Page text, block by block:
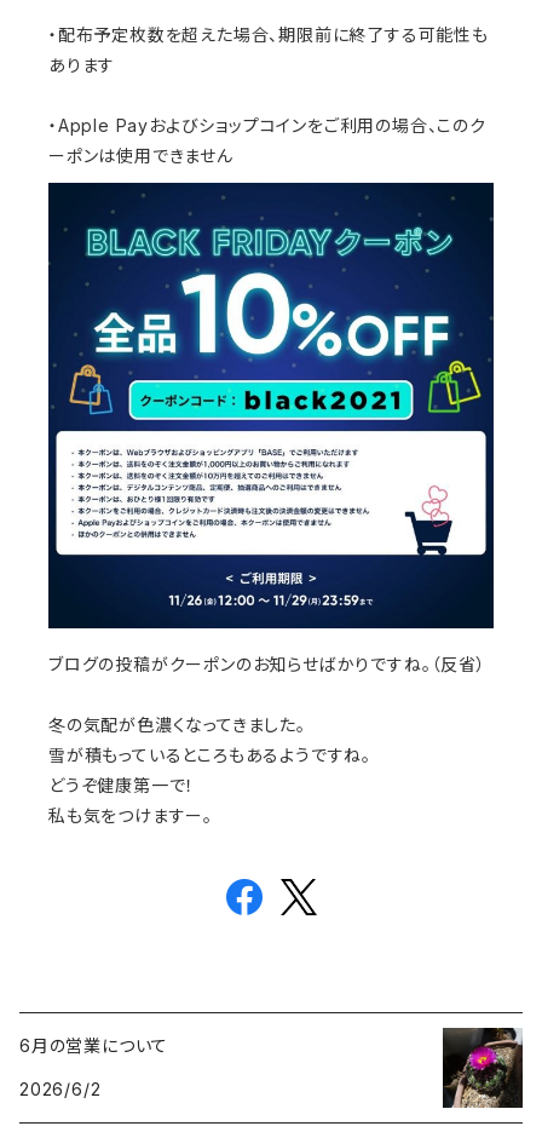
・配布予定枚数を超えた場合、期限前に終了する可能性も
あります
・Apple Payおよびショップコインをご利用の場合、このク
ーポンは使用できません
ブログの投稿がクーポンのお知らせばかりですね。（反省）
冬の気配が色濃くなってきました。
雪が積もっているところもあるようですね。
どうぞ健康第一で！
私も気をつけますー。
6月の営業について
2026/6/2